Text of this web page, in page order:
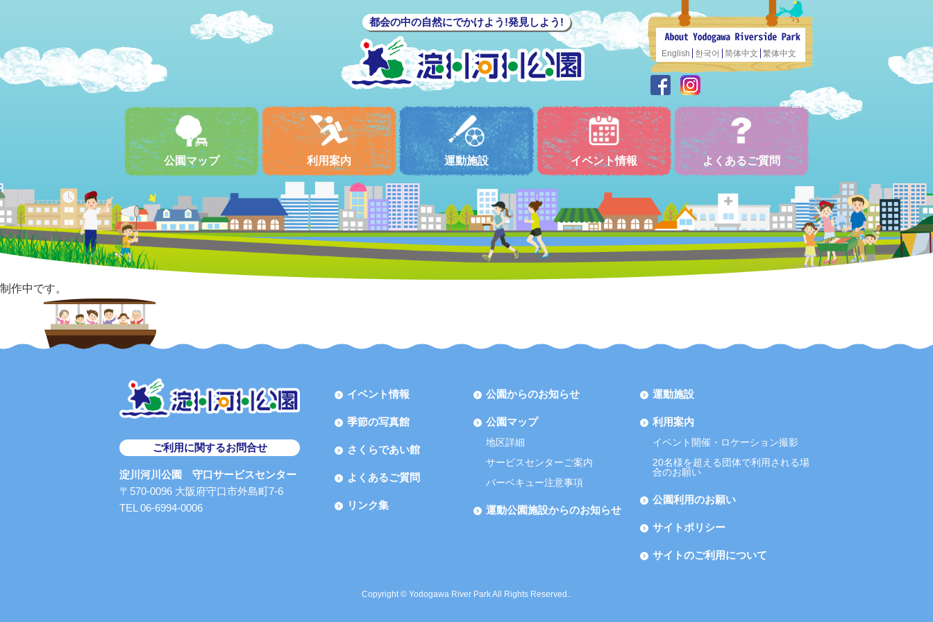
都会の中の自然にでかけよう!発見しよう!
English 한국어 简体中文 繁体中文
公園マップ 利用案内 運動施設 イベント情報 よくあるご質問
制作中です。
ご利用に関するお問合せ
淀川河川公園 守口サービスセンター
〒570-0096 大阪府守口市外島町7-6
TEL 06-6994-0006
イベント情報
季節の写真館
さくらであい館
よくあるご質問
リンク集
公園からのお知らせ
公園マップ
地区詳細
サービスセンターご案内
バーベキュー注意事項
運動公園施設からのお知らせ
運動施設
利用案内
イベント開催・ロケーション撮影
20名様を超える団体で利用される場
合のお願い
公園利用のお願い
サイトポリシー
サイトのご利用について
Copyright © Yodogawa River Park All Rights Reserved..